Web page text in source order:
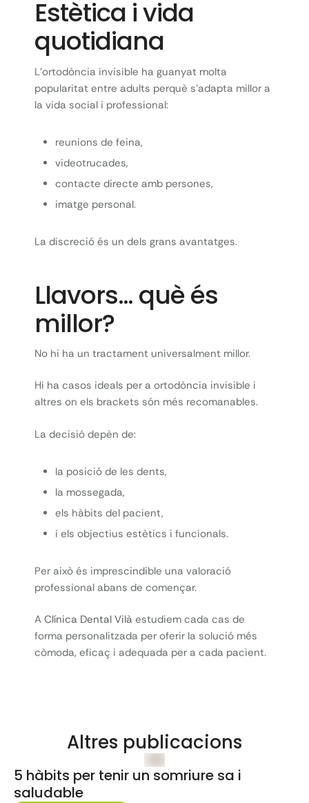
Estètica i vida
quotidiana
L’ortodòncia invisible ha guanyat molta
popularitat entre adults perquè s’adapta millor a
la vida social i professional:
reunions de feina,
videotrucades,
contacte directe amb persones,
imatge personal.
La discreció és un dels grans avantatges.
Llavors… què és
millor?
No hi ha un tractament universalment millor.
Hi ha casos ideals per a ortodòncia invisible i
altres on els brackets són més recomanables.
La decisió depèn de:
la posició de les dents,
la mossegada,
els hàbits del pacient,
i els objectius estètics i funcionals.
Per això és imprescindible una valoració
professional abans de començar.
A Clínica Dental Vilà estudiem cada cas de
forma personalitzada per oferir la solució més
còmoda, eficaç i adequada per a cada pacient.
Altres publicacions
5 hàbits per tenir un somriure sa i
saludable